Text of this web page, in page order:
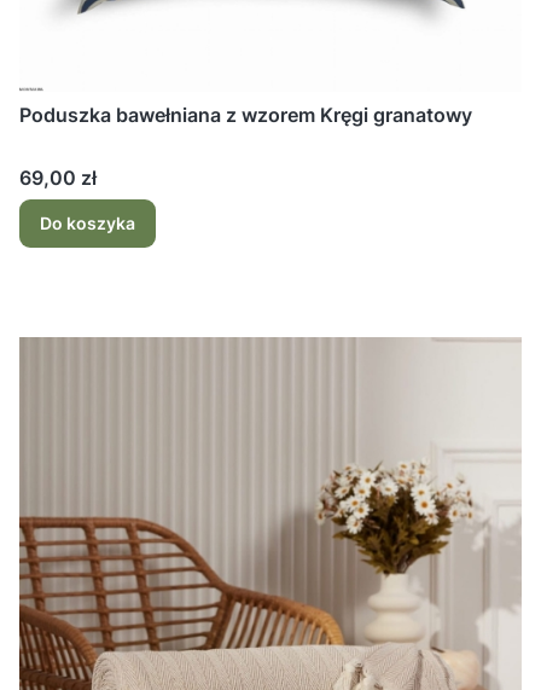
Poduszka bawełniana z wzorem Kręgi granatowy
Cena
69,00 zł
Do koszyka